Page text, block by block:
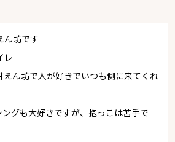
ん坊です
レ
えん坊で人が好きでいつも側に来てくれ
グも大好きですが、抱っこは苦手で